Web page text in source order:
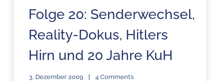
Folge 20: Senderwechsel,
Reality-Dokus, Hitlers
Hirn und 20 Jahre KuH
3. Dezember 2009 4 Comments